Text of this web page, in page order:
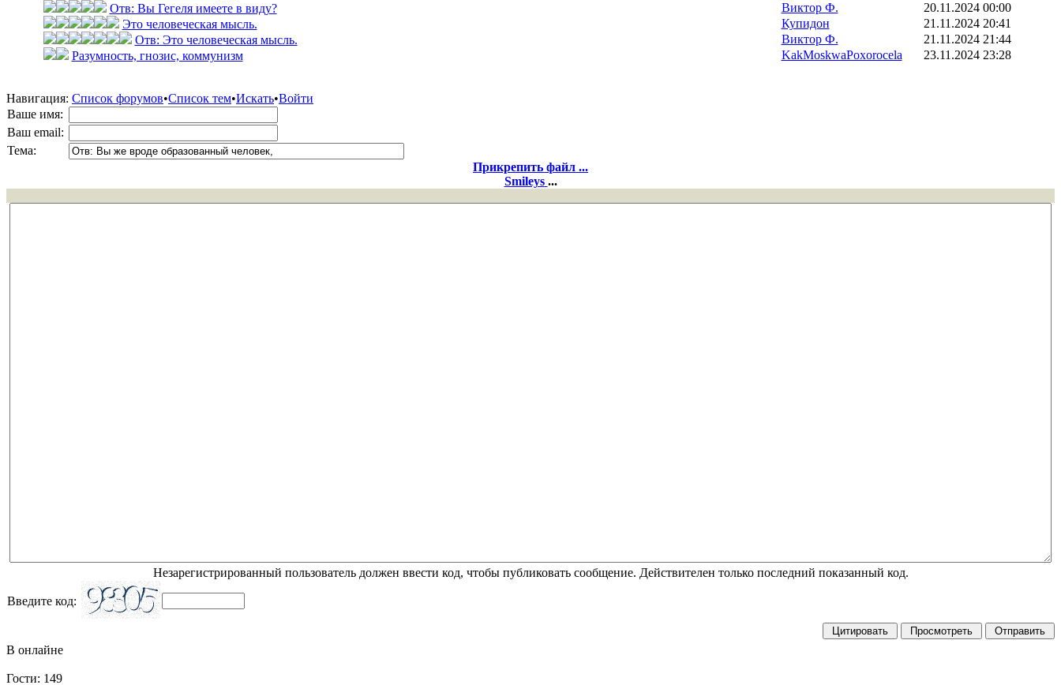
Отв: Вы Гегеля имеете в виду?
Виктор Ф.
20.11.2024 00:00
Это человеческая мысль.
Купидон
21.11.2024 20:41
Отв: Это человеческая мысль.
Виктор Ф.
21.11.2024 21:44
Разумность, гнозис, коммунизм
KakMoskwaPoxorocela 23.11.2024 23:28
Навигация: Список форумов•Список тем•Искать•Войти
Ваше имя:
Ваш email:
Тема:
Прикрепить файл ...
Smileys ...
Незарегистрированный пользователь должен ввести код, чтобы публиковать сообщение. Действителен только последний показанный код.
Введите код:
В онлайне
Гости: 149